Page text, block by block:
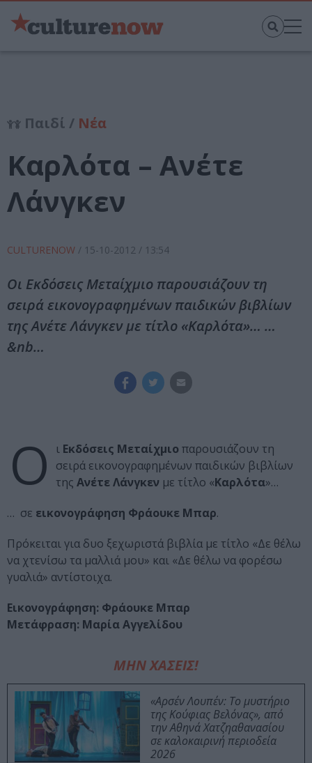
Παιδί / Νέα
Καρλότα – Ανέτε
Λάνγκεν
CULTURENOW / 15-10-2012 / 13:54
Οι Εκδόσεις Μεταίχμιο παρουσιάζουν τη
σειρά εικονογραφημένων παιδικών βιβλίων
της Ανέτε Λάνγκεν με τίτλο «Καρλότα»… …
&nb…
Ο ι Εκδόσεις Μεταίχμιο παρουσιάζουν τη
σειρά εικονογραφημένων παιδικών βιβλίων
της Ανέτε Λάνγκεν με τίτλο «Καρλότα»…
… σε εικονογράφηση Φράουκε Μπαρ.
Πρόκειται για δυο ξεχωριστά βιβλία με τίτλο «Δε θέλω
να χτενίσω τα μαλλιά μου» και «Δε θέλω να φορέσω
γυαλιά» αντίστοιχα.
Εικονογράφηση: Φράουκε Μπαρ
Μετάφραση: Μαρία Αγγελίδου
ΜΗΝ ΧΑΣΕΙΣ!
«Αρσέν Λουπέν: Το μυστήριο
της Κούφιας Βελόνας», από
την Αθηνά Χατζηαθανασίου
σε καλοκαιρινή περιοδεία
2026